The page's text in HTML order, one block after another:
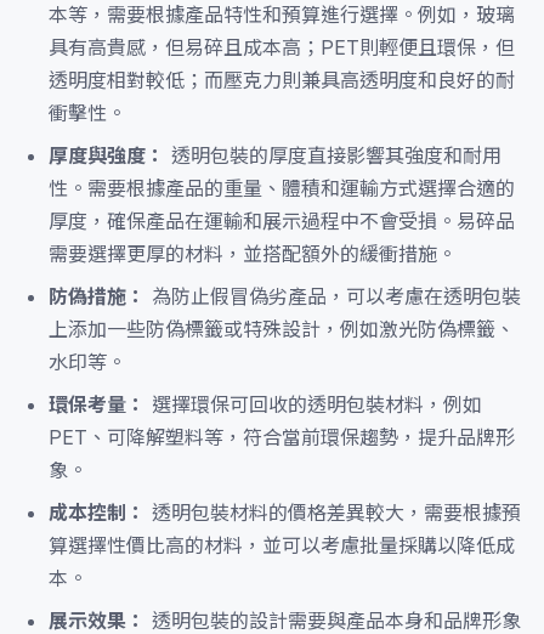
本等，需要根據產品特性和預算進行選擇。例如，玻璃
具有高貴感，但易碎且成本高；PET則輕便且環保，但
透明度相對較低；而壓克力則兼具高透明度和良好的耐
衝擊性。
厚度與強度： 透明包裝的厚度直接影響其強度和耐用
性。需要根據產品的重量、體積和運輸方式選擇合適的
厚度，確保產品在運輸和展示過程中不會受損。易碎品
需要選擇更厚的材料，並搭配額外的緩衝措施。
防偽措施：
為防止假冒偽劣產品，可以考慮在透明包裝
上添加一些防偽標籤或特殊設計，例如激光防偽標籤、
水印等。
環保考量：
選擇環保可回收的透明包裝材料，例如
PET、可降解塑料等，符合當前環保趨勢，提升品牌形
象。
成本控制： 透明包裝材料的價格差異較大，需要根據預
算選擇性價比高的材料，並可以考慮批量採購以降低成
本。
展示效果： 透明包裝的設計需要與產品本身和品牌形象